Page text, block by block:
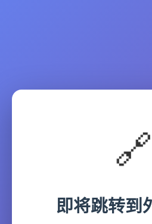
🔗
即将跳转到